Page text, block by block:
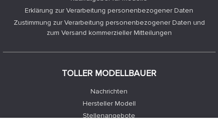
Erklärung zur Verarbeitung personenbezogener Daten
Zustimmung zur Verarbeitung personenbezogener Daten und
zum Versand kommerzieller Mitteilungen
TOLLER MODELLBAUER
Nachrichten
Hersteller Modell
Stellenangebote